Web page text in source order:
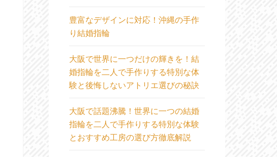
豊富なデザインに対応！沖縄の手作
り結婚指輪
大阪で世界に一つだけの輝きを！結
婚指輪を二人で手作りする特別な体
験と後悔しないアトリエ選びの秘訣
大阪で話題沸騰！世界に一つの結婚
指輪を二人で手作りする特別な体験
とおすすめ工房の選び方徹底解説